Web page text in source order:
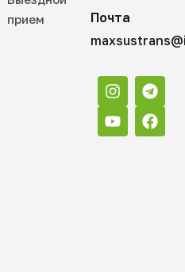
прием
Почта